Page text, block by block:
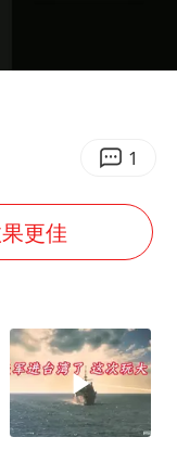
赛决赛
泰国：高度重视中国游客旅游体验
雨
蒯曼挺进WTT横滨冠军赛女单四强
1
更佳